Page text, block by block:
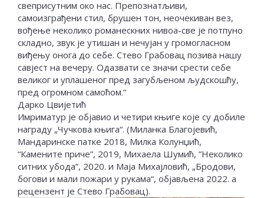
свеприсутним око нас. Препознатљиви,
самоизграђени стил, брушен тон, неочекиван вез,
вођење неколико романескних нивоа-све је потпуно
складно, звук је утишан и нечујан у громогласном
виђењу онога до себе. Стево Грабовац позива нашу
савјест на вечеру. Одазвати се значи срести себе
великог и уплашеног пред загубљеном људскошћу,
пред огромном самоћом.“
Дарко Цвијетић
Имриматур је објавио и четири књиге које су добиле
награду „Чучкова књига“. (Миланка Благојевић,
Мандаринске патке 2018, Милка Колунџић,
“Камените приче”, 2019, Михаела Шумић, ”Неколико
ситних убода”, 2020. и Маја Михајловић, „Бродови,
богови и мали пожари у рукама“, објављена 2022. а
рецензент је Стево Грабовац).